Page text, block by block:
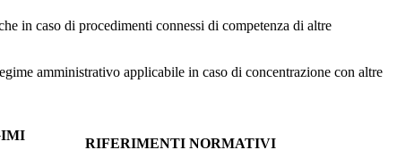
in caso di procedimenti connessi di competenza di altre
amministrativo applicabile in caso di concentrazione con altre
RIFERIMENTI NORMATIVI